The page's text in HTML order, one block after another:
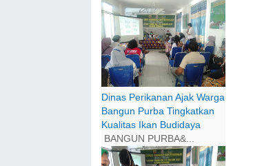
Dinas Perikanan Ajak Warga
Bangun Purba Tingkatkan
Kualitas Ikan Budidaya
BANGUN PURBA&...